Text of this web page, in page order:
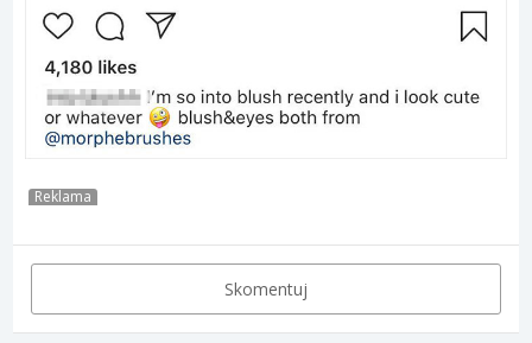
Reklama
Skomentuj